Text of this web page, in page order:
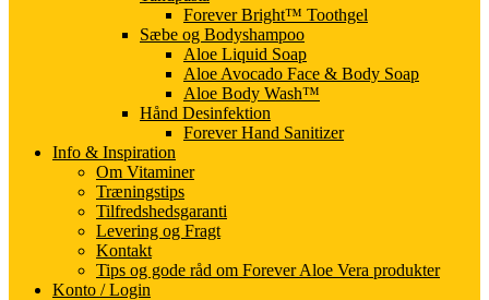
Forever Bright™ Toothgel
Sæbe og Bodyshampoo
Aloe Liquid Soap
Aloe Avocado Face & Body Soap
Aloe Body Wash™
Hånd Desinfektion
Forever Hand Sanitizer
Info & Inspiration
Om Vitaminer
Træningstips
Tilfredshedsgaranti
Levering og Fragt
Kontakt
Tips og gode råd om Forever Aloe Vera produkter
Konto / Login